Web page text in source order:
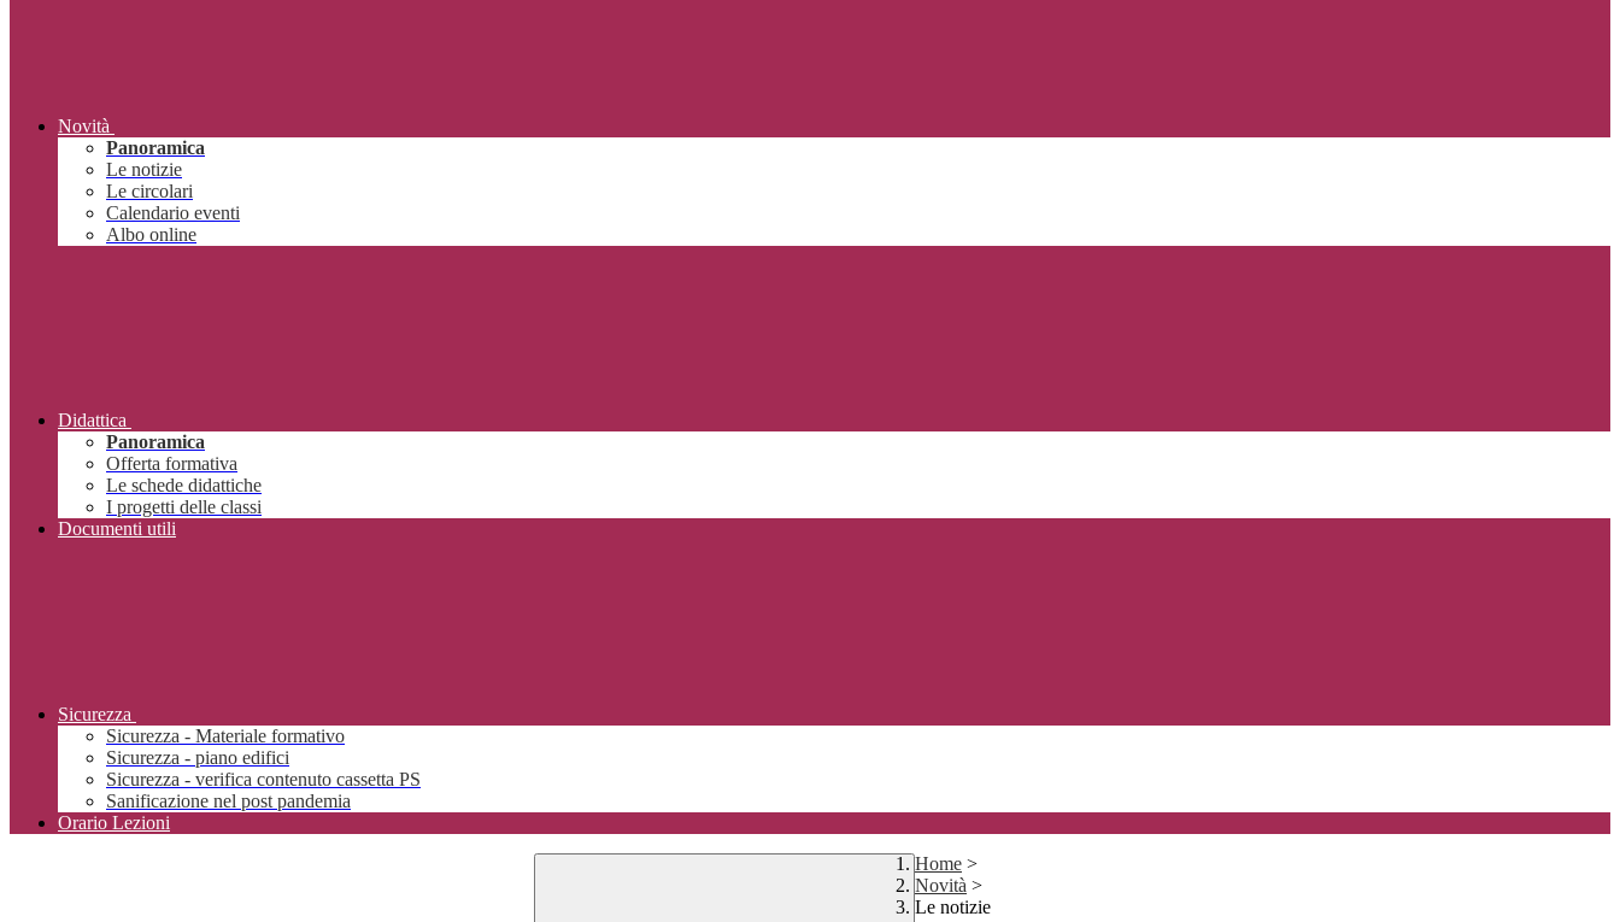
Novità
Panoramica
Le notizie
Le circolari
Calendario eventi
Albo online
Didattica
Panoramica
Offerta formativa
Le schede didattiche
I progetti delle classi
Documenti utili
Sicurezza
Sicurezza - Materiale formativo
Sicurezza - piano edifici
Sicurezza - verifica contenuto cassetta PS
Sanificazione nel post pandemia
Orario Lezioni
Home >
Novità >
Le notizie